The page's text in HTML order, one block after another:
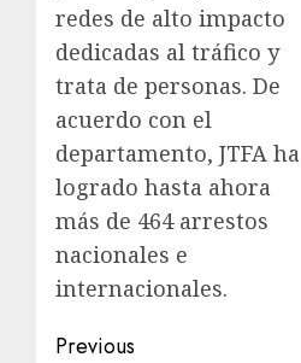
redes de alto impacto
dedicadas al tráfico y
trata de personas. De
acuerdo con el
departamento, JTFA ha
logrado hasta ahora
más de 464 arrestos
nacionales e
internacionales.
Previous